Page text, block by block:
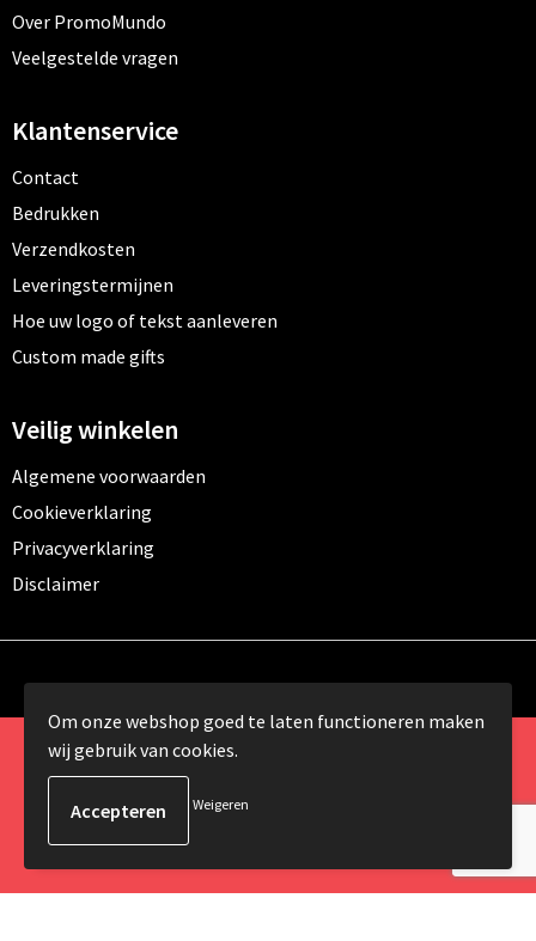
Over PromoMundo
Veelgestelde vragen
Klantenservice
Contact
Bedrukken
Verzendkosten
Leveringstermijnen
Hoe uw logo of tekst aanleveren
Custom made gifts
Veilig winkelen
Algemene voorwaarden
Cookieverklaring
Privacyverklaring
Disclaimer
© Copyright 2024 Promomundo.be alle rechten
Om onze webshop goed te laten functioneren maken
wij gebruik van cookies.
Weigeren